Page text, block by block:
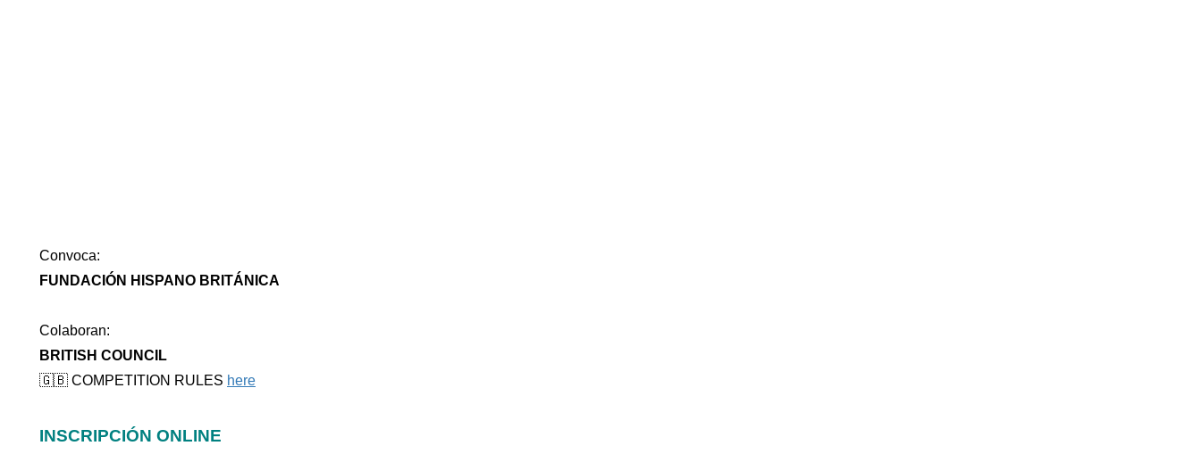
Convoca:
FUNDACIÓN HISPANO BRITÁNICA
Colaboran:
BRITISH COUNCIL
🇬🇧 COMPETITION RULES here
INSCRIPCIÓN ONLINE